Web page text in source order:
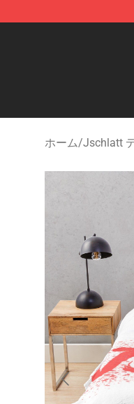
Jschlatt Store -
ホーム/Jschlatt